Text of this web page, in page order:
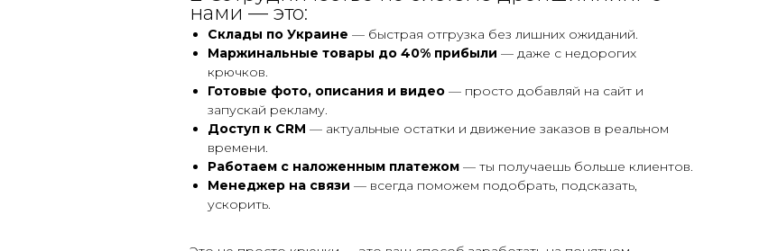
нами — это:
Склады по Украине — быстрая отгрузка без лишних ожиданий.
Маржинальные товары до 40% прибыли — даже с недорогих
крючков.
Готовые фото, описания и видео — просто добавляй на сайт и
запускай рекламу.
Доступ к CRM — актуальные остатки и движение заказов в реальном
времени.
Работаем с наложенным платежом — ты получаешь больше клиентов.
Менеджер на связи — всегда поможем подобрать, подсказать,
ускорить.